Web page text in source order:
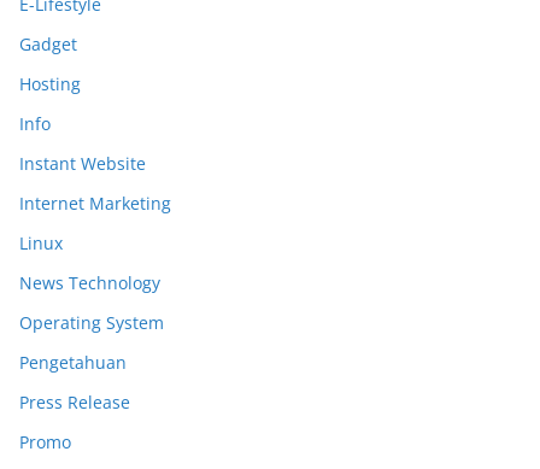
Gadget
Hosting
Info
Instant Website
Internet Marketing
Linux
News Technology
Operating System
Pengetahuan
Press Release
Promo